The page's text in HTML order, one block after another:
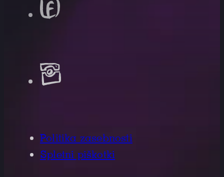
Politika zasebnosti
Spletni piškotki